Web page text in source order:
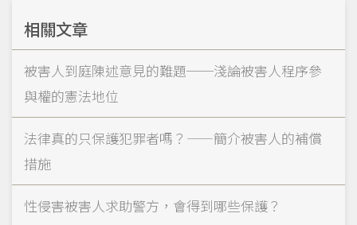
相關文章
被害人到庭陳述意見的難題──淺論被害人程序參
與權的憲法地位
法律真的只保護犯罪者嗎？——簡介被害人的補償
措施
性侵害被害人求助警方，會得到哪些保護？